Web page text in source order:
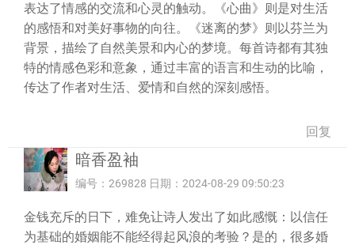
表达了情感的交流和心灵的触动。《心曲》则是对生活
的感悟和对美好事物的向往。《迷离的梦》则以芬兰为
背景，描绘了自然美景和内心的梦境。每首诗都有其独
特的情感色彩和意象，通过丰富的语言和生动的比喻，
传达了作者对生活、爱情和自然的深刻感悟。
回复
暗香盈袖
编号：269828 日期：2024-08-29 09:50:23
金钱充斥的日下，难免让诗人发出了如此感慨：以信任
为基础的婚姻能不能经得起风浪的考验？是的，很多婚